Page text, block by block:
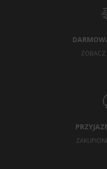
ZOBACZ